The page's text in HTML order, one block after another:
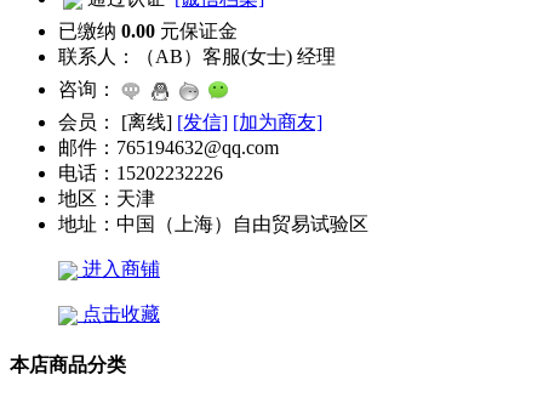
已缴纳 0.00 元保证金
联系人：
（AB）客服(女士) 经理
咨询：
会员：
[离线] [发信] [加为商友]
邮件： 765194632@qq.com
电话： 15202232226
地区： 天津
地址： 中国（上海）自由贸易试验区
进入商铺
点击收藏
本店商品分类